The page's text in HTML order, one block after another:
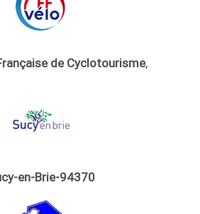
de Cyclotourisme,
en-Brie-94370